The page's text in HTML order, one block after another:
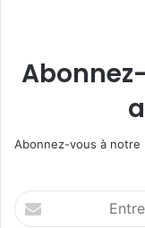
Abonnez-vous à
Entrez
votre